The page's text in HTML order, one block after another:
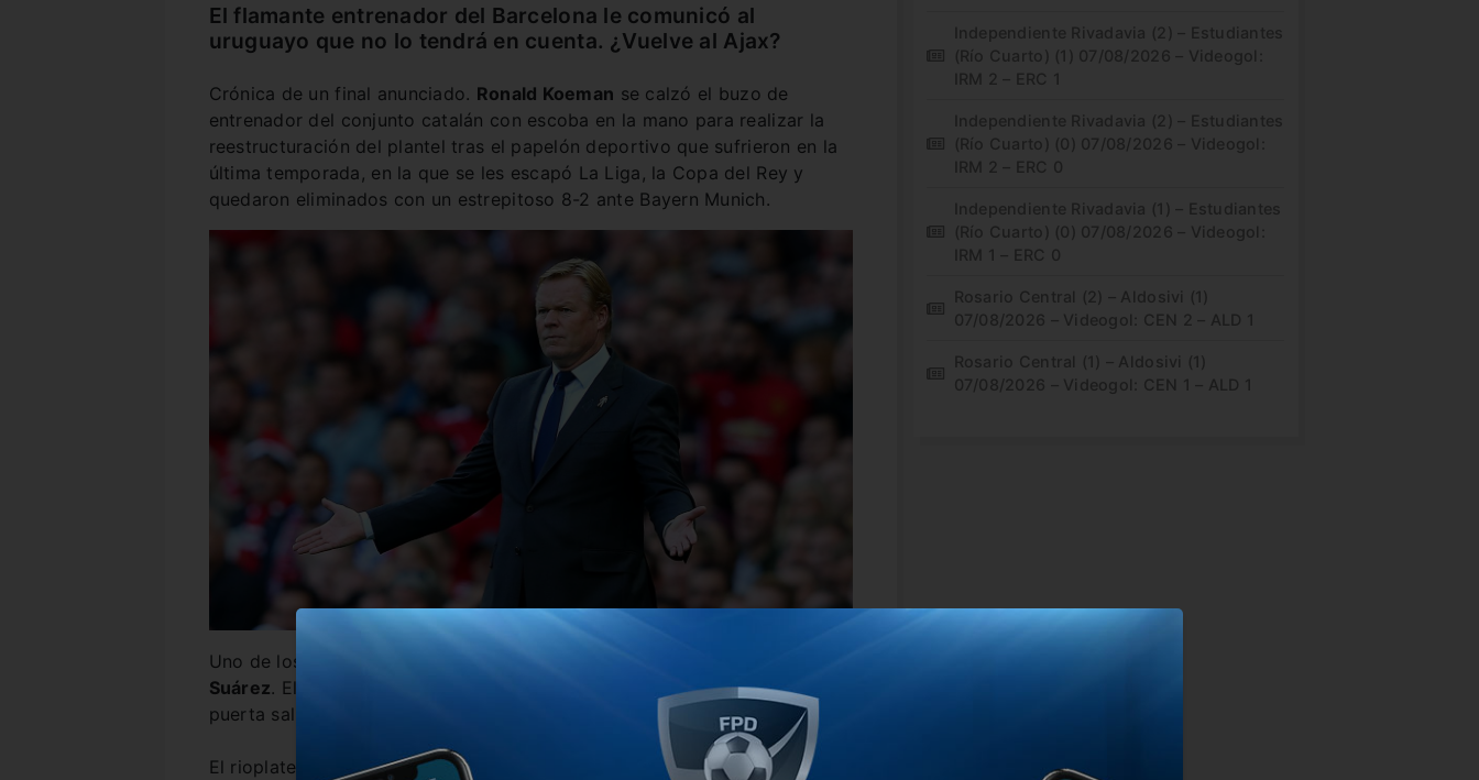
El flamante entrenador del Barcelona le comunicó al
uruguayo que no lo tendrá en cuenta. ¿Vuelve al Ajax?
Crónica de un final anunciado. Ronald Koeman se calzó el buzo de
entrenador del conjunto catalán con escoba en la mano para realizar la
reestructuración del plantel tras el papelón deportivo que sufrieron en la
última temporada, en la que se les escapó La Liga, la Copa del Rey y
quedaron eliminados con un estrepitoso 8-2 ante Bayern Munich.
Uno de los que sufrirá la limpieza del holandés es el uruguayo
Suárez. El entrenador le dijo que no lo tendrá en cuenta y le mostró la
puerta salida del Blaugrana.
El rioplatense arribó al Barcelona en 2014/15 y logró ganar 12 títulos,
Independiente Rivadavia (2) – Estudiantes
(Río Cuarto) (1) 07/08/2026 – Videogol:
IRM 2 – ERC 1
Independiente Rivadavia (2) – Estudiantes
(Río Cuarto) (0) 07/08/2026 – Videogol:
IRM 2 – ERC 0
Independiente Rivadavia (1) – Estudiantes
(Río Cuarto) (0) 07/08/2026 – Videogol:
IRM 1 – ERC 0
Rosario Central (2) – Aldosivi (1)
07/08/2026 – Videogol: CEN 2 – ALD 1
Rosario Central (1) – Aldosivi (1)
07/08/2026 – Videogol: CEN 1 – ALD 1